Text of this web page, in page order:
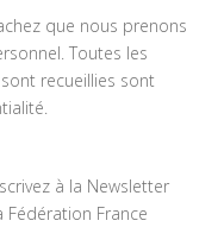
que nous prenons
Toutes les
recueillies sont
à la Newsletter
France